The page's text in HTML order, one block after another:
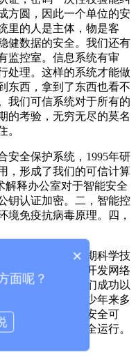
方圆，因此一个单位的安
里的人是主体，物是客
健数据的安全。我们还有
监控室。信息系统有审
处理。这样的系统才能做
东西，拿到了东西也看不
我们可信系统对于所有的
的考验，无穷无尽的莫名
。
全保护系统，1995年研
，形成了我们的可信计算
解释办公室对于智能安全
钥认证加密。二，智能控
境免疫抗病毒原理。四，
了，在《中长期科学技
信网络为重点，开发网络
术保障体系，我们成功以
二代身份证，多少年来多
允许，能够做到安全可
都有可信网状安全运行。
当的。
×
面呢？